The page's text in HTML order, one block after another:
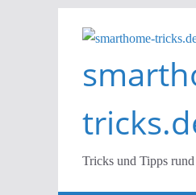
Inhalt
Tricks und Tipps